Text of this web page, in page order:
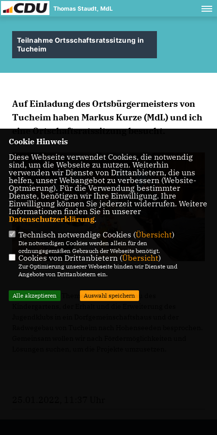
Thomas Staudt, MdL
Teilnahme Ortsschaftsratssitzung in
Tucheim
Auf Einladung des Ortsbürgermeisters von
Tucheim haben Markus Kurze (MdL) und ich
eine Ortschaftsratssitzung besucht.
Es wurden u.a. Themen, wie der Neubau des
Cookie Hinweis
Diese Webseite verwendet Cookies, die notwendig
sind, um die Webseite zu nutzen. Weiterhin
verwenden wir Dienste von Drittanbietern, die uns
helfen, unser Webangebot zu verbessern (Website-
Optmierung). Für die Verwendung bestimmter
Dienste, benötigen wir Ihre Einwilligung. Ihre
Einwilligung können Sie jederzeit widerrufen. Weitere
Informationen finden Sie in unserer
Datenschutzerklärung.
Technisch notwendige Cookies (Übersicht)
Die notwendigen Cookies werden allein für den
ordnungsgemäßen Gebrauch der Webseite benötigt.
Cookies von Drittanbietern (Übersicht)
Zur Optimierung unserer Webseite binden wir Dienste und
Angebote von Drittanbietern ein.
Alle akzeptieren Auswahl speichern